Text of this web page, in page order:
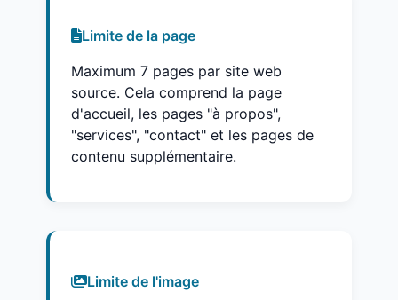
Limite de la page
Maximum 7 pages par site web
source. Cela comprend la page
d'accueil, les pages "à propos",
"services", "contact" et les pages de
contenu supplémentaire.
Limite de l'image